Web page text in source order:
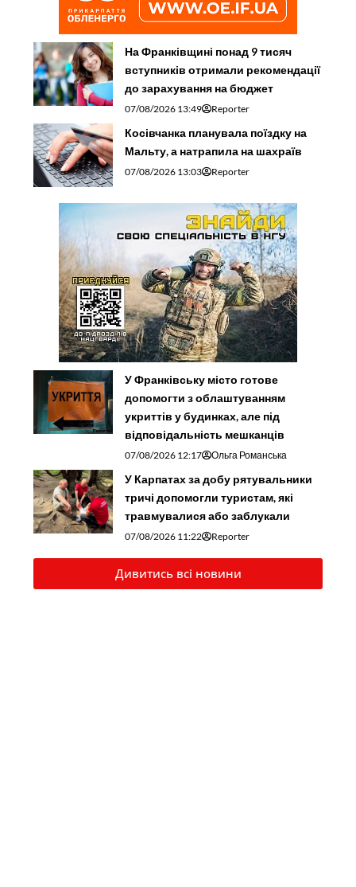
На Франківщині понад 9 тисяч
вступників отримали рекомендації
до зарахування на бюджет
07/08/2026 13:49 Reporter
Косівчанка планувала поїздку на
Мальту, а натрапила на шахраїв
07/08/2026 13:03 Reporter
У Франківську місто готове
допомогти з облаштуванням
укриттів у будинках, але під
відповідальність мешканців
07/08/2026 12:17 Ольга Романська
У Карпатах за добу рятувальники
тричі допомогли туристам, які
травмувалися або заблукали
07/08/2026 11:22 Reporter
Дивитись всі новини